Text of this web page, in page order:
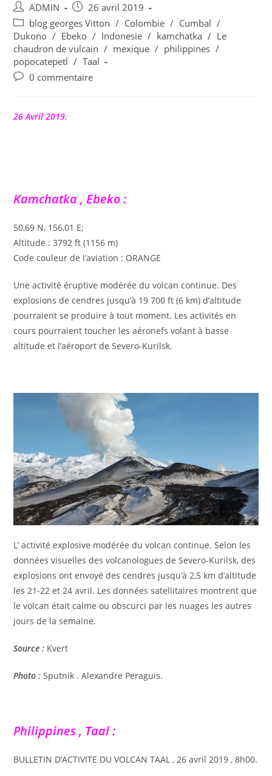
Auteur/autrice
de
la
publication :
ADMIN
Publication
publiée :
26 avril 2019
Post
category:
blog georges Vitton / Colombie / Cumbal /
Dukono / Ebeko / Indonesie / kamchatka / Le
chaudron de vulcain / mexique / philippines /
popocatepetl / Taal
Commentaires
publication :
0 commentaire
26 Avril 2019.
Kamchatka , Ebeko :
50,69 N, 156,01 E;
Altitude : 3792 ft (1156 m)
Code couleur de l’aviation : ORANGE
Une activité éruptive modérée du volcan continue. Des
explosions de cendres jusqu’à 19 700 ft (6 km) d’altitude
pourraient se produire à tout moment. Les activités en
cours pourraient toucher les aéronefs volant à basse
altitude et l’aéroport de Severo-Kurilsk.
L’ activité explosive modérée du volcan continue. Selon les
données visuelles des volcanologues de Severo-Kurilsk, des
explosions ont envoyé des cendres jusqu’à 2,5 km d’altitude
les 21-22 et 24 avril. Les données satellitaires montrent que
le volcan était calme ou obscurci par les nuages les autres
jours de la semaine.
Source : Kvert
Photo :Sputnik . Alexandre Peraguis.
Philippines , Taal :
BULLETIN D’ACTIVITE DU VOLCAN TAAL , 26 avril 2019 , 8h00.